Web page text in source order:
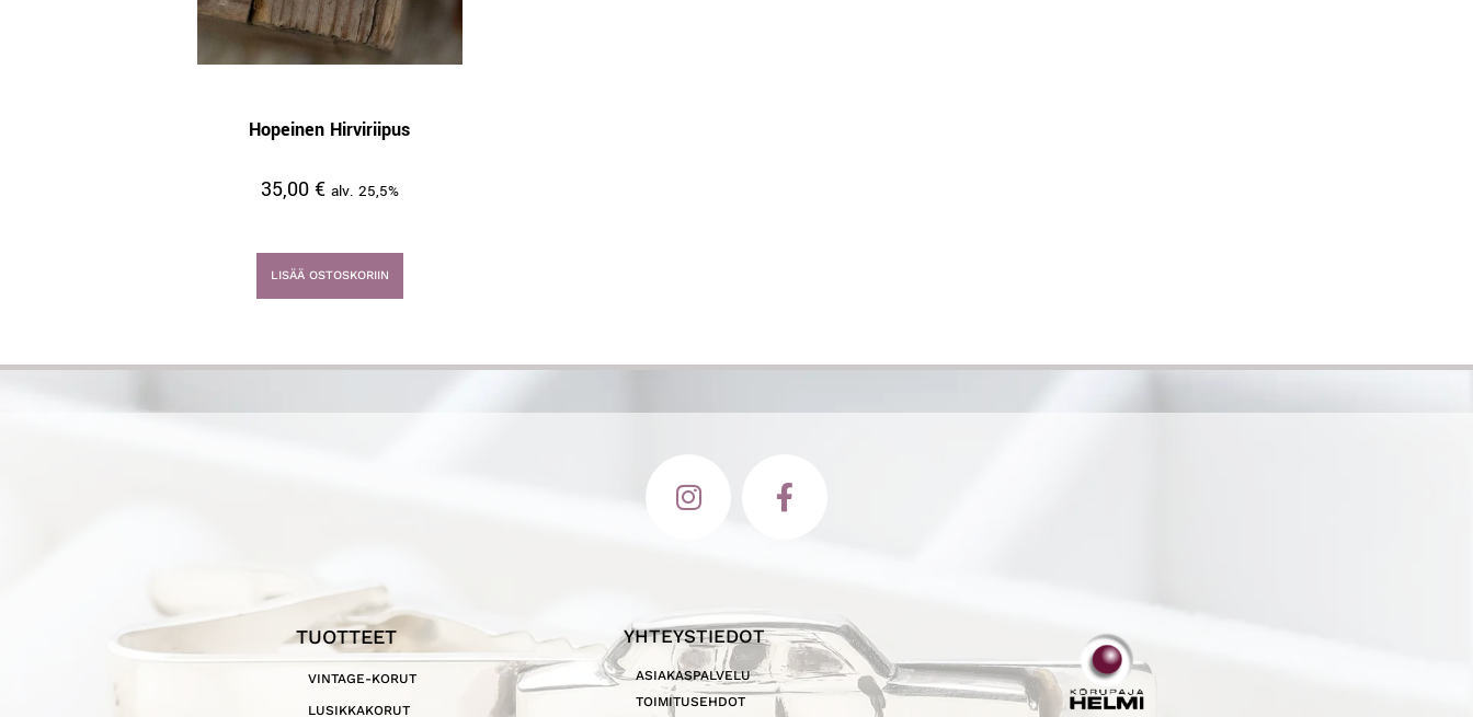
Hopeinen Hirviriipus
35,00€ alv. 25,5%
LISÄÄ OSTOSKORIIN
TUOTTEET
VINTAGE-KORUT
LUSIKKAKORUT
YHTEYSTIEDOT
ASIAKASPALVELU
TOIMITUSEHDOT